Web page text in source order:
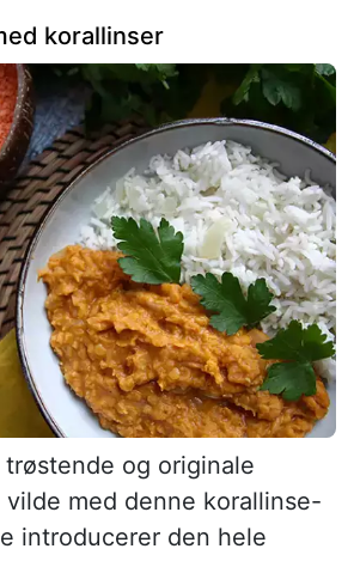
korallinser
og originale
med denne korallinse-
introducerer den hele